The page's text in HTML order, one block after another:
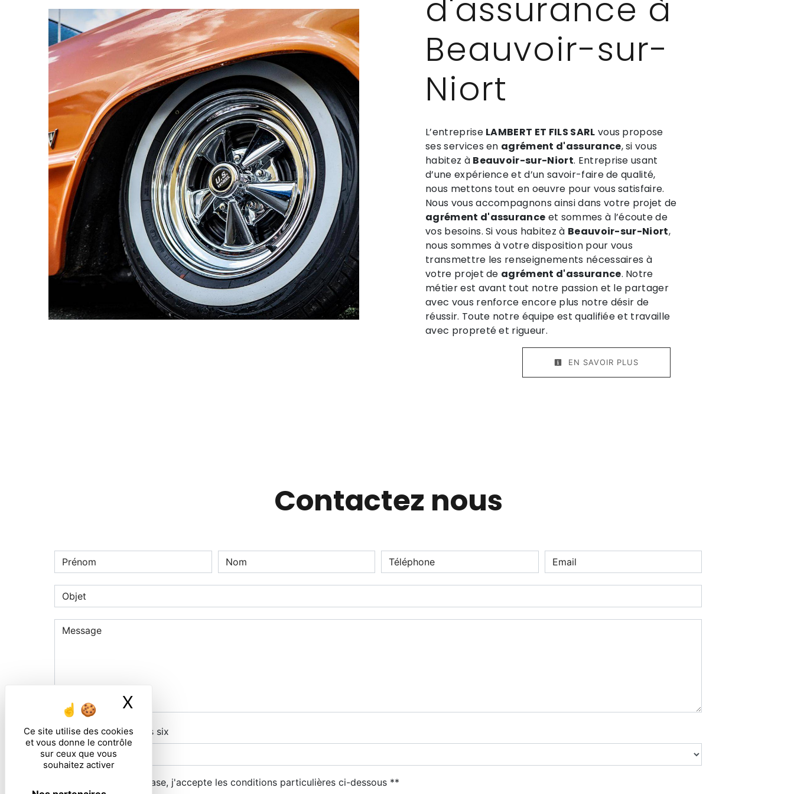
Ce site utilise des cookies
et vous donne le contrôle
sur ceux que vous
souhaitez activer
X
d'assurance à
Beauvoir-sur-
Niort
L’entreprise LAMBERT ET FILS SARL vous propose
ses services en agrément d'assurance, si vous
habitez à Beauvoir-sur-Niort. Entreprise usant
d’une expérience et d’un savoir-faire de qualité,
nous mettons tout en oeuvre pour vous satisfaire.
Nous vous accompagnons ainsi dans votre projet de
agrément d'assurance et sommes à l’écoute de
vos besoins. Si vous habitez à Beauvoir-sur-Niort,
nous sommes à votre disposition pour vous
transmettre les renseignements nécessaires à
votre projet de agrément d'assurance. Notre
métier est avant tout notre passion et le partager
avec vous renforce encore plus notre désir de
réussir. Toute notre équipe est qualifiée et travaille
avec propreté et rigueur.
EN SAVOIR PLUS
Contactez nous
Combien font dix plus six
En cochant cette case, j'accepte les conditions particulières ci-dessous **